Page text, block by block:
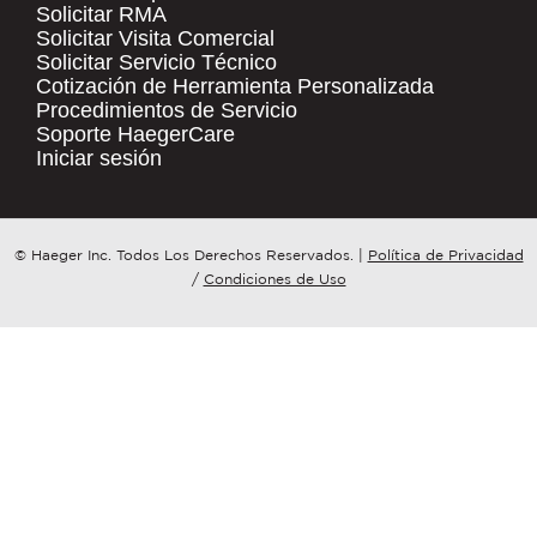
COMPANY NAME*
COUNTRY
REGARDING?*
.
QUICK LINKS
Products
Resources
Contact Us
Tooling Wizard
Solicitar RMA
Solicitar Visita Comercial
Solicitar Servicio Técnico
Cotización de Herramienta Personalizada
Procedimientos de Servicio
Soporte HaegerCare
Iniciar sesión
© Haeger Inc. Todos Los Derechos Reservados.
Política de Privacidad
/ Condiciones de Uso